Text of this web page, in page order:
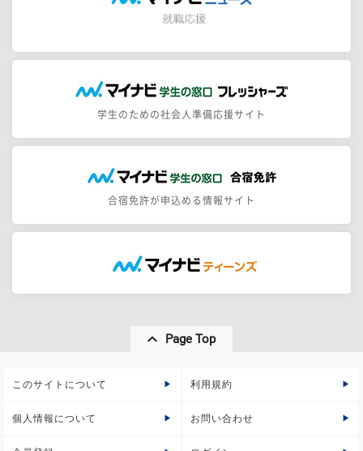
学生のための社会人準備応援サイト
合宿免許が申込める情報サイト
Page Top
このサイトについて 利用規約
個人情報について お問い合わせ